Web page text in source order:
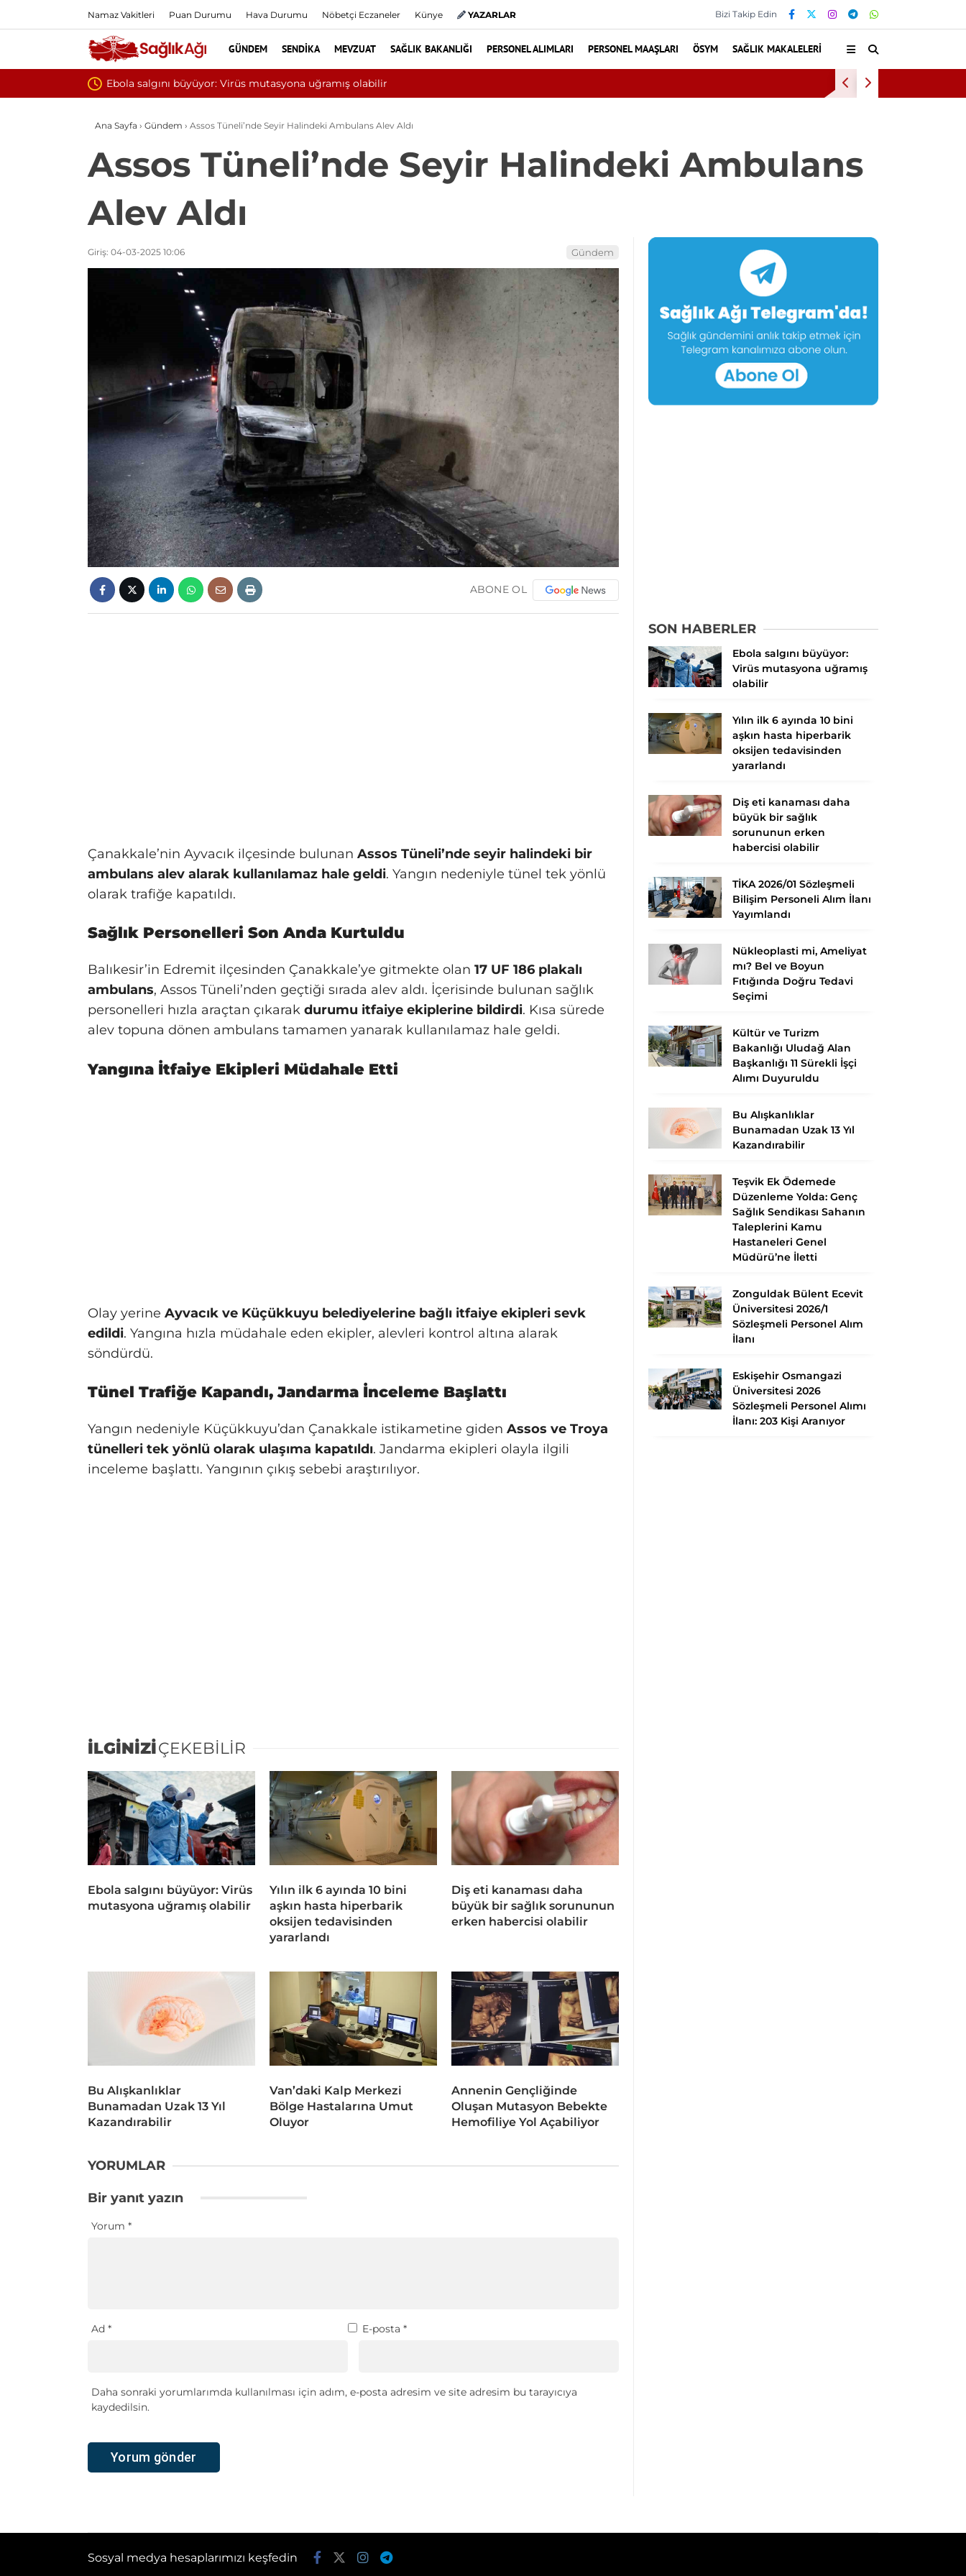
Namaz Vakitleri Puan Durumu Hava Durumu Nöbetçi Eczaneler Künye YAZARLAR Bizi Takip Edin
GÜNDEM SENDIKA MEVZUAT SAĞLIK BAKANLIĞI PERSONEL ALIMLARI PERSONEL MAAŞLARI ÖSYM SAĞLIK MAKALELERI
Yılın ilk 6 ayında 10 bini aşkın hasta hiperbarik oksijen tedavisinden yararlandı
Ana Sayfa › Gündem › Assos Tüneli’nde Seyir Halindeki Ambulans Alev Aldı
Assos Tüneli’nde Seyir Halindeki Ambulans
Alev Aldı
Giriş: 04-03-2025 10:06 Gündem
ABONE OL
Çanakkale’nin Ayvacık ilçesinde bulunan Assos Tüneli’nde seyir halindeki bir
ambulans alev alarak kullanılamaz hale geldi. Yangın nedeniyle tünel tek yönlü
olarak trafiğe kapatıldı.
Sağlık Personelleri Son Anda Kurtuldu
Balıkesir’in Edremit ilçesinden Çanakkale’ye gitmekte olan 17 UF 186 plakalı
ambulans, Assos Tüneli’nden geçtiği sırada alev aldı. İçerisinde bulunan sağlık
personelleri hızla araçtan çıkarak durumu itfaiye ekiplerine bildirdi. Kısa sürede
alev topuna dönen ambulans tamamen yanarak kullanılamaz hale geldi.
Yangına İtfaiye Ekipleri Müdahale Etti
Olay yerine Ayvacık ve Küçükkuyu belediyelerine bağlı itfaiye ekipleri sevk
edildi. Yangına hızla müdahale eden ekipler, alevleri kontrol altına alarak
söndürdü.
Tünel Trafiğe Kapandı, Jandarma İnceleme Başlattı
Yangın nedeniyle Küçükkuyu’dan Çanakkale istikametine giden Assos ve Troya
tünelleri tek yönlü olarak ulaşıma kapatıldı. Jandarma ekipleri olayla ilgili
inceleme başlattı. Yangının çıkış sebebi araştırılıyor.
İLGİNİZİÇEKEBİLİR
Ebola salgını büyüyor: Virüs
mutasyona uğramış olabilir
Yılın ilk 6 ayında 10 bini
aşkın hasta hiperbarik
oksijen tedavisinden
yararlandı
Diş eti kanaması daha
büyük bir sağlık sorununun
erken habercisi olabilir
Bu Alışkanlıklar
Bunamadan Uzak 13 Yıl
Kazandırabilir
Van’daki Kalp Merkezi
Bölge Hastalarına Umut
Oluyor
Annenin Gençliğinde
Oluşan Mutasyon Bebekte
Hemofiliye Yol Açabiliyor
YORUMLAR
Bir yanıt yazın
Yorum *
Ad * E-posta *
Daha sonraki yorumlarımda kullanılması için adım, e-posta adresim ve site adresim bu tarayıcıya
kaydedilsin.
SON HABERLER
Ebola salgını büyüyor:
Virüs mutasyona uğramış
olabilir
Yılın ilk 6 ayında 10 bini
aşkın hasta hiperbarik
oksijen tedavisinden
yararlandı
Diş eti kanaması daha
büyük bir sağlık
sorununun erken
habercisi olabilir
TİKA 2026/01 Sözleşmeli
Bilişim Personeli Alım İlanı
Yayımlandı
Nükleoplasti mi, Ameliyat
mı? Bel ve Boyun
Fıtığında Doğru Tedavi
Seçimi
Kültür ve Turizm
Bakanlığı Uludağ Alan
Başkanlığı 11 Sürekli İşçi
Alımı Duyuruldu
Bu Alışkanlıklar
Bunamadan Uzak 13 Yıl
Kazandırabilir
Teşvik Ek Ödemede
Düzenleme Yolda: Genç
Sağlık Sendikası Sahanın
Taleplerini Kamu
Hastaneleri Genel
Müdürü’ne İletti
Zonguldak Bülent Ecevit
Üniversitesi 2026/1
Sözleşmeli Personel Alım
İlanı
Eskişehir Osmangazi
Üniversitesi 2026
Sözleşmeli Personel Alımı
İlanı: 203 Kişi Aranıyor
Sosyal medya hesaplarımızı keşfedin